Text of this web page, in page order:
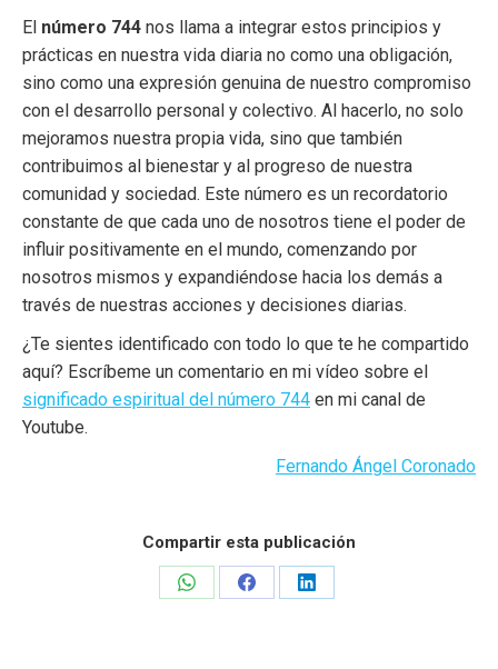
El número 744 nos llama a integrar estos principios y
prácticas en nuestra vida diaria no como una obligación,
sino como una expresión genuina de nuestro compromiso
con el desarrollo personal y colectivo. Al hacerlo, no solo
mejoramos nuestra propia vida, sino que también
contribuimos al bienestar y al progreso de nuestra
comunidad y sociedad. Este número es un recordatorio
constante de que cada uno de nosotros tiene el poder de
influir positivamente en el mundo, comenzando por
nosotros mismos y expandiéndose hacia los demás a
través de nuestras acciones y decisiones diarias.
¿Te sientes identificado con todo lo que te he compartido
aquí? Escríbeme un comentario en mi vídeo sobre el
significado espiritual del número 744 en mi canal de
Youtube.
Fernando Ángel Coronado
Compartir esta publicación
Share
Share
Share